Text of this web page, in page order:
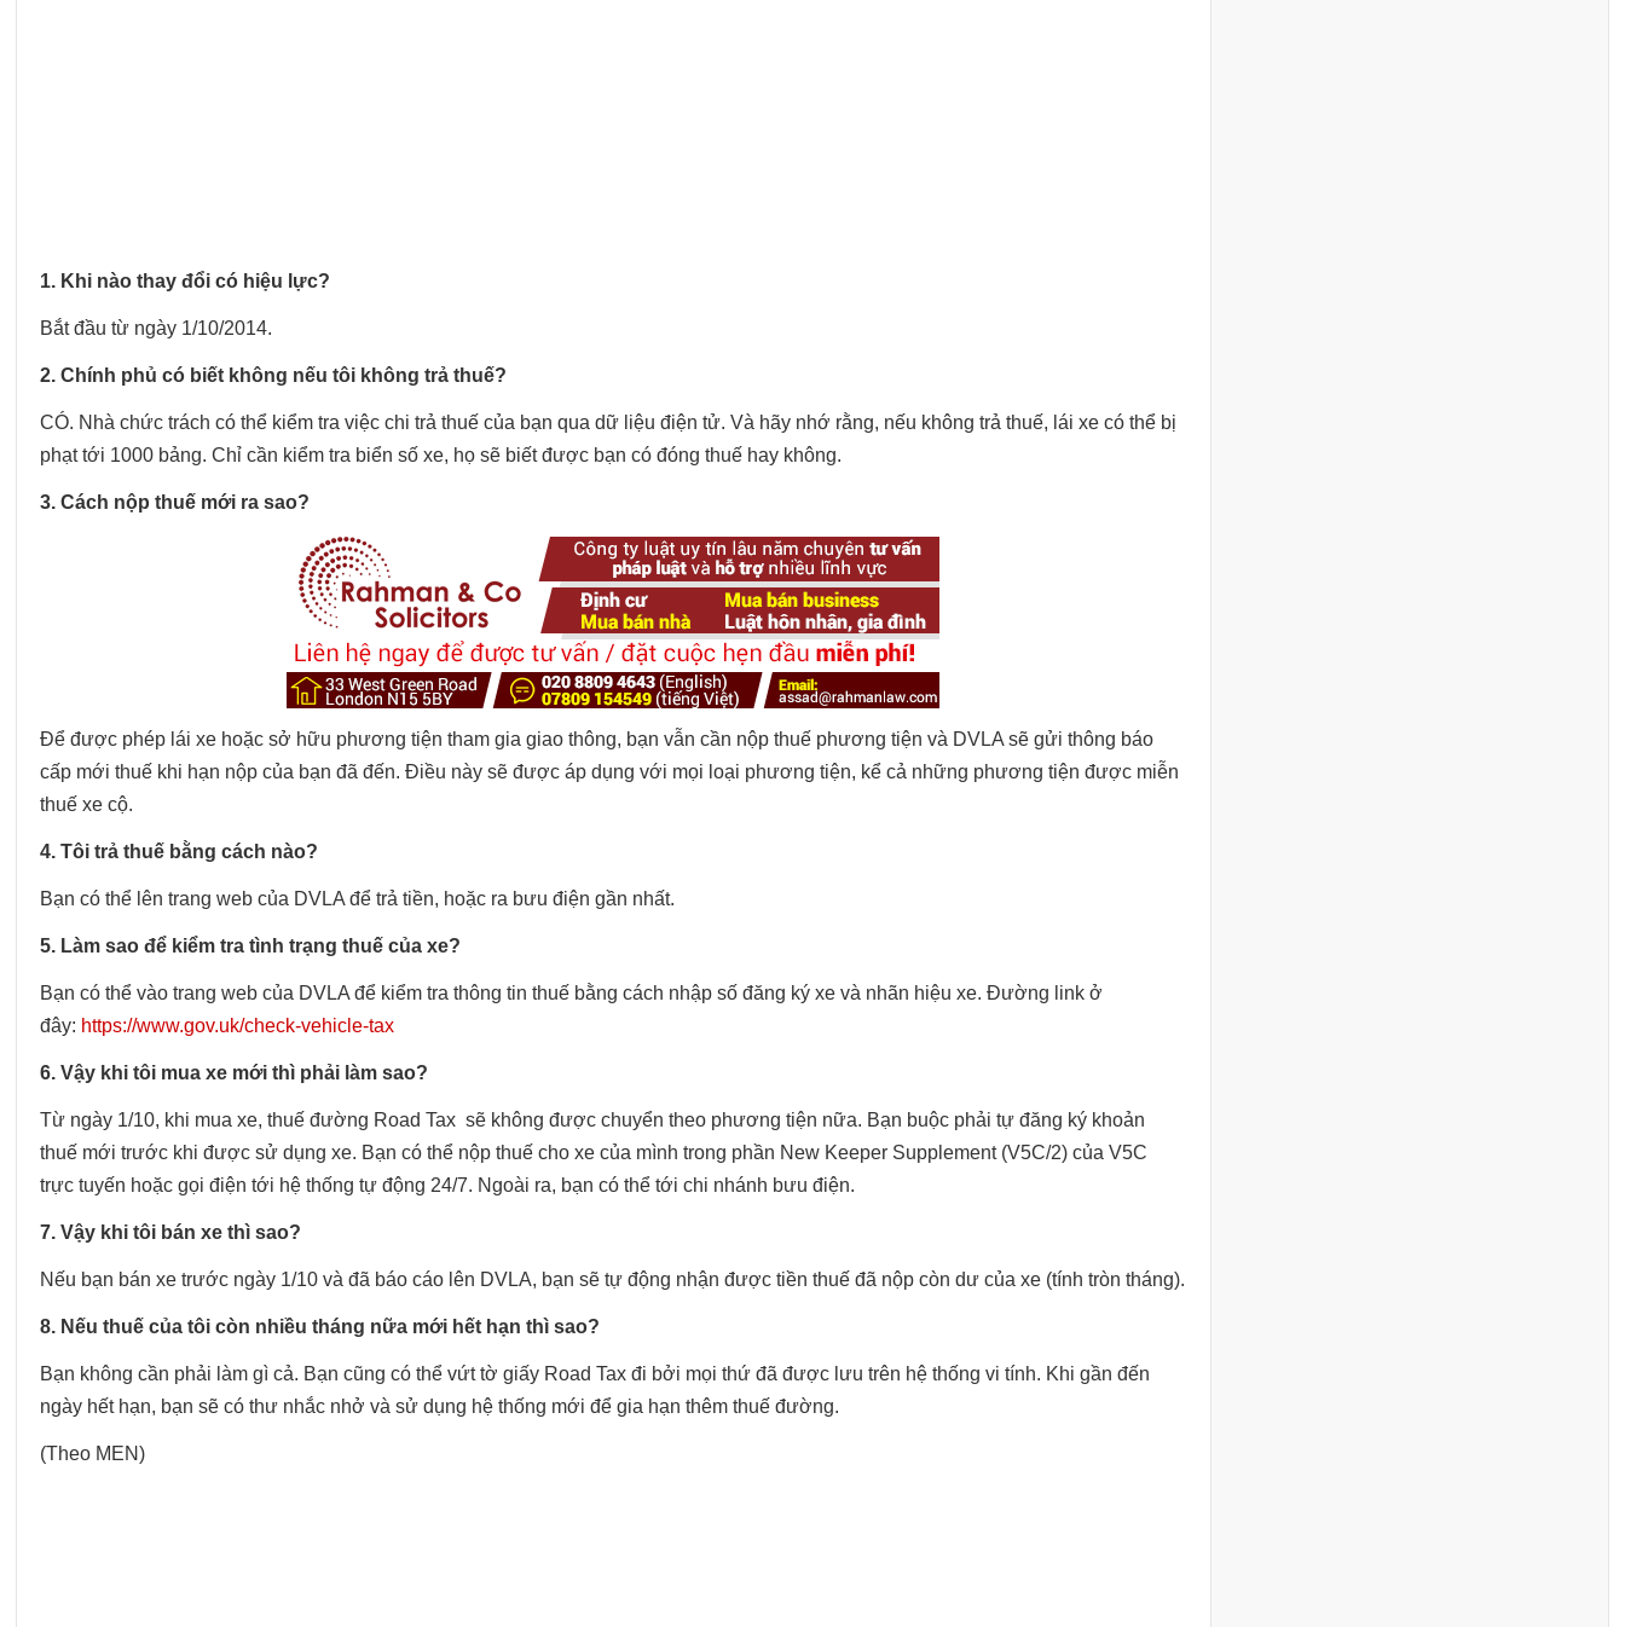
1. Khi nào thay đổi có hiệu lực?
Bắt đầu từ ngày 1/10/2014.
2. Chính phủ có biết không nếu tôi không trả thuế?
CÓ. Nhà chức trách có thể kiểm tra việc chi trả thuế của bạn qua dữ liệu điện tử. Và hãy nhớ rằng, nếu không trả thuế, lái xe có thể bị
phạt tới 1000 bảng. Chỉ cần kiểm tra biển số xe, họ sẽ biết được bạn có đóng thuế hay không.
3. Cách nộp thuế mới ra sao?
Để được phép lái xe hoặc sở hữu phương tiện tham gia giao thông, bạn vẫn cần nộp thuế phương tiện và DVLA sẽ gửi thông báo
cấp mới thuế khi hạn nộp của bạn đã đến. Điều này sẽ được áp dụng với mọi loại phương tiện, kể cả những phương tiện được miễn
thuế xe cộ.
4. Tôi trả thuế bằng cách nào?
Bạn có thể lên trang web của DVLA để trả tiền, hoặc ra bưu điện gần nhất.
5. Làm sao để kiểm tra tình trạng thuế của xe?
Bạn có thể vào trang web của DVLA để kiểm tra thông tin thuế bằng cách nhập số đăng ký xe và nhãn hiệu xe. Đường link ở
đây: https://www.gov.uk/check-vehicle-tax
6. Vậy khi tôi mua xe mới thì phải làm sao?
Từ ngày 1/10, khi mua xe, thuế đường Road Tax sẽ không được chuyển theo phương tiện nữa. Bạn buộc phải tự đăng ký khoản
thuế mới trước khi được sử dụng xe. Bạn có thể nộp thuế cho xe của mình trong phần New Keeper Supplement (V5C/2) của V5C
trực tuyến hoặc gọi điện tới hệ thống tự động 24/7. Ngoài ra, bạn có thể tới chi nhánh bưu điện.
7. Vậy khi tôi bán xe thì sao?
Nếu bạn bán xe trước ngày 1/10 và đã báo cáo lên DVLA, bạn sẽ tự động nhận được tiền thuế đã nộp còn dư của xe (tính tròn tháng).
8. Nếu thuế của tôi còn nhiều tháng nữa mới hết hạn thì sao?
Bạn không cần phải làm gì cả. Bạn cũng có thể vứt tờ giấy Road Tax đi bởi mọi thứ đã được lưu trên hệ thống vi tính. Khi gần đến
ngày hết hạn, bạn sẽ có thư nhắc nhở và sử dụng hệ thống mới để gia hạn thêm thuế đường.
(Theo MEN)